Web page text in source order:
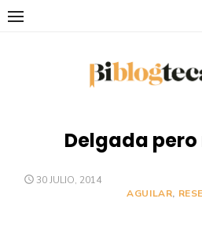
Saltar
Delgada
PUBLICADO
30 JULIO, 2014
AGUILAR,